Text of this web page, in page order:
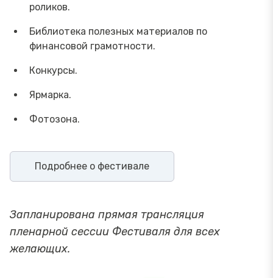
роликов.
Библиотека полезных материалов по
финансовой грамотности.
Конкурсы.
Ярмарка.
Фотозона.
Подробнее о фестивале
Запланирована прямая трансляция
пленарной сессии Фестиваля для всех
желающих.